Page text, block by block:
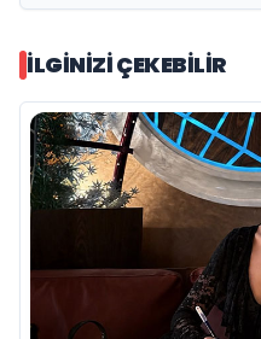
İLGINIZI ÇEKEBILIR